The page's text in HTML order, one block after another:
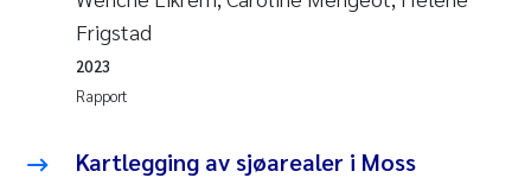
Frigstad
Rapport
2023
Kartlegging av sjøarealer i Moss